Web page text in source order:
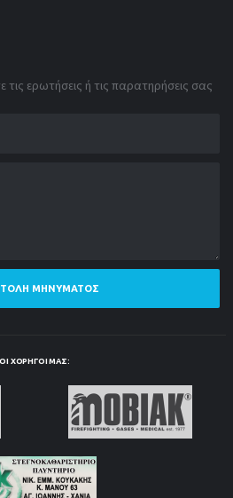
τις ερωτήσεις ή τις παρατηρήσεις σας
ΜΗΝΎΜΑΤΟΣ
ΟΙ ΧΟΡΗΓΟΊ ΜΑΣ: